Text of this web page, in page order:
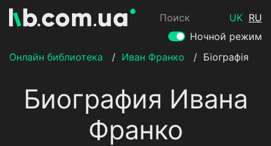
Поиск UK RU
Ночной режим
Онлайн библиотека
/ Иван Франко / Біографія
Биография Ивана
Франко